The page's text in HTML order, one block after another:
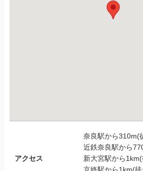
アクセス
奈良駅から310m(
近鉄奈良駅から
新大宮駅から